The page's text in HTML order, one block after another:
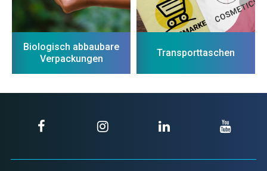
Biologisch abbaubare
Verpackungen
Transporttaschen